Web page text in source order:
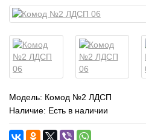
Модель: Комод №2 ЛДСП
Наличие: Есть в наличии